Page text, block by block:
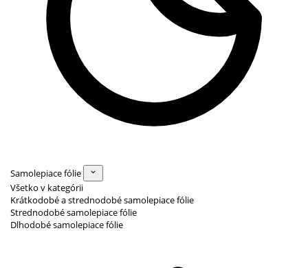
Samolepiace fólie
Všetko v kategórii
Krátkodobé a strednodobé samolepiace fólie
Strednodobé samolepiace fólie
Dlhodobé samolepiace fólie